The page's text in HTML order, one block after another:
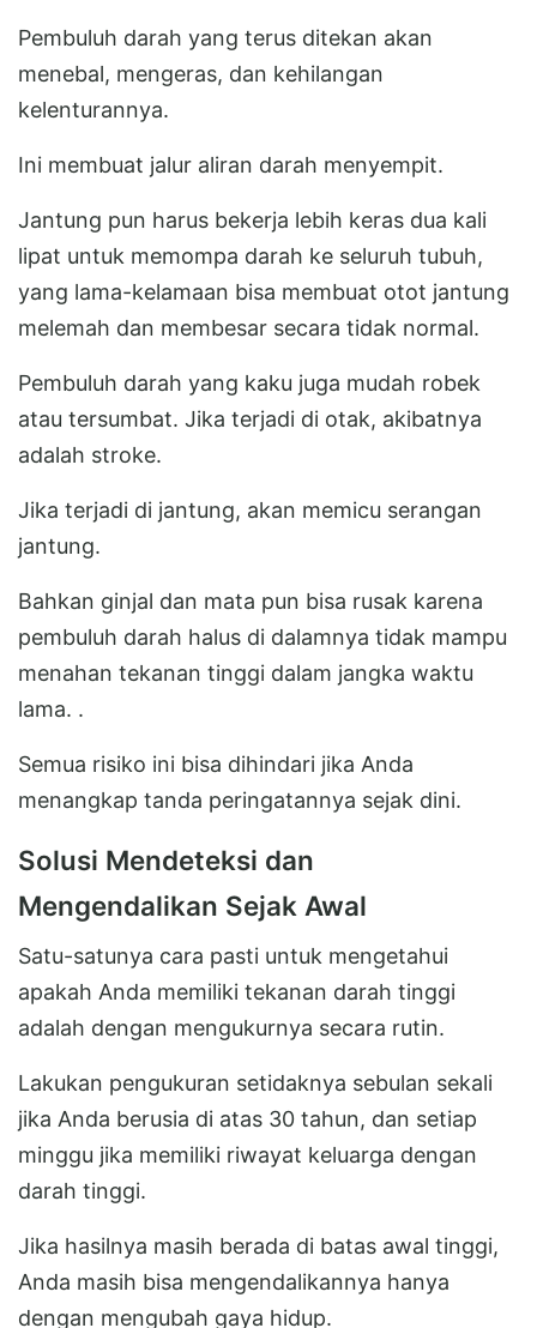
Pembuluh darah yang terus ditekan akan
menebal, mengeras, dan kehilangan
kelenturannya.
Ini membuat jalur aliran darah menyempit.
Jantung pun harus bekerja lebih keras dua kali
lipat untuk memompa darah ke seluruh tubuh,
yang lama-kelamaan bisa membuat otot jantung
melemah dan membesar secara tidak normal.
Pembuluh darah yang kaku juga mudah robek
atau tersumbat. Jika terjadi di otak, akibatnya
adalah stroke.
Jika terjadi di jantung, akan memicu serangan
jantung.
Bahkan ginjal dan mata pun bisa rusak karena
pembuluh darah halus di dalamnya tidak mampu
menahan tekanan tinggi dalam jangka waktu
lama. .
Semua risiko ini bisa dihindari jika Anda
menangkap tanda peringatannya sejak dini.
Solusi Mendeteksi dan
Mengendalikan Sejak Awal
Satu-satunya cara pasti untuk mengetahui
apakah Anda memiliki tekanan darah tinggi
adalah dengan mengukurnya secara rutin.
Lakukan pengukuran setidaknya sebulan sekali
jika Anda berusia di atas 30 tahun, dan setiap
minggu jika memiliki riwayat keluarga dengan
darah tinggi.
Jika hasilnya masih berada di batas awal tinggi,
Anda masih bisa mengendalikannya hanya
dengan mengubah gaya hidup.